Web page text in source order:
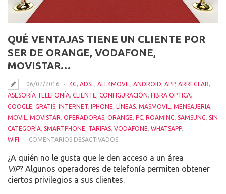
QUÉ VENTAJAS TIENE UN CLIENTE POR
SER DE ORANGE, VODAFONE,
MOVISTAR…
06/07/2016 4G, ADSL, ALL4MOVIL, ANDROID, APP, ARREGLAR,
ASESORÍA TELEFONÍA, CLIENTE, CONFIGURACIÓN, FIBRA OPTICA,
GOOGLE, GRATIS, INTERNET, IPHONE, LÍNEAS, MASMOVIL, MENSAJERIA,
MOVIL, MOVISTAR, OPERADORAS, ORANGE, PC, ROAMING, SAMSUNG, SIN
CATEGORÍA, SMARTPHONE, TARIFAS, VODAFONE, WHATSAPP,
WIFI
COMENTARIOS DESACTIVADOSEN
VENTAJAS
TIENE
UN
¿A quién no le gusta que le den acceso a un área
VIP? Algunos operadores de telefonía permiten obtener
ciertos privilegios a sus clientes.